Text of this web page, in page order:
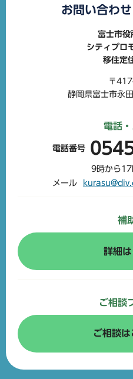
お問い合わ
富士市役
シティプロ
移住定
〒
静岡県富士市永
補
詳細
電話
電話番号
9時から17
メール
ご相談
ご相談は